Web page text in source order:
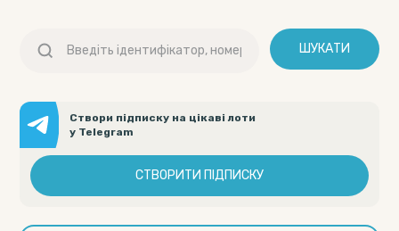
ШУКАТИ
Створи підписку на цікаві лоти
у Telegram
СТВОРИТИ ПІДПИСКУ